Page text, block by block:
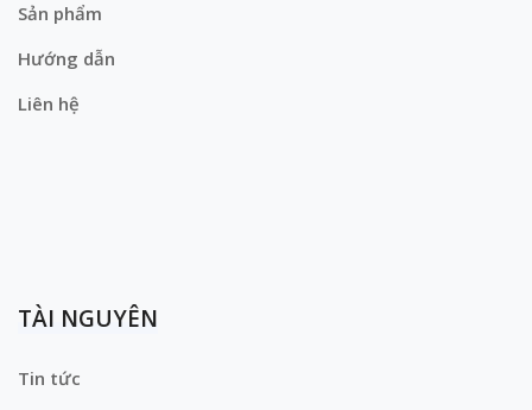
Sản phẩm
Hướng dẫn
Liên hệ
TÀI NGUYÊN
Tin tức